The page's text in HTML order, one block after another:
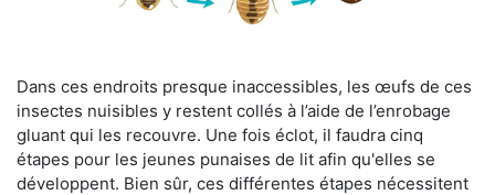
Dans ces endroits presque inaccessibles, les œufs de ces
insectes nuisibles y restent collés à l’aide de l’enrobage
gluant qui les recouvre. Une fois éclot, il faudra cinq
étapes pour les jeunes punaises de lit afin qu'elles se
développent. Bien sûr, ces différentes étapes nécessitent